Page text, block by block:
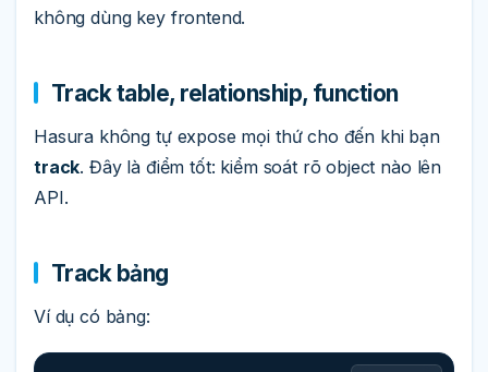
không dùng key frontend.
Track table, relationship, function
Hasura không tự expose mọi thứ cho đến khi bạn
track. Đây là điểm tốt: kiểm soát rõ object nào lên
API.
Track bảng
Ví dụ có bảng: